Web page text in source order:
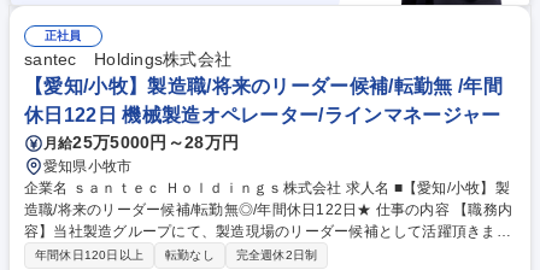
正社員
santec Holdings株式会社
【愛知/小牧】製造職/将来のリーダー候補/転勤無 /年間
休日122日 機械製造オペレーター/ラインマネージャー
月給25万5000円～28万円
愛知県小牧市
企業名 ｓａｎｔｅｃ Ｈｏｌｄｉｎｇｓ株式会社 求人名 ■【愛知/小牧】製
造職/将来のリーダー候補/転勤無◎/年間休日122日★ 仕事の内容 【職務内
容】当社製造グループにて、製造現場のリーダー候補として活躍頂きま
す。当社で製造しているのは、光通信で使用される光通信用部品や、大
年間休日120日以上 転勤なし 完全週休2日制